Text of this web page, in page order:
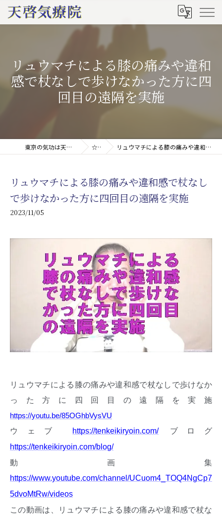
リュウマチによる膝の痛みや違和
感で杖なしで歩けなかった方に四
回目の遠隔を実施
東京の気功は天啓気療院(天啓気功療法治療院) ☆ブログ リュウマチによる膝の痛みや違和感で杖なしで歩けなかった方に四回目の遠隔を実施
リュウマチによる膝の痛みや違和感で杖なし
で歩けなかった方に四回目の遠隔を実施
2023/11/05
リュウマチによる膝の痛みや違和感で杖なしで歩けなか
った方に四回目の遠隔を実施
https://youtu.be/85OGhbVysVU
ウェブ https://tenkeikiryoin.com/ ブログ
https://tenkeikiryoin.com/blog/
動画集
https://www.youtube.com/channel/UCuom4_TOQ4NgCp7
5dvoMtRw/videos
この動画は、リュウマチによる膝の痛みや違和感で杖な